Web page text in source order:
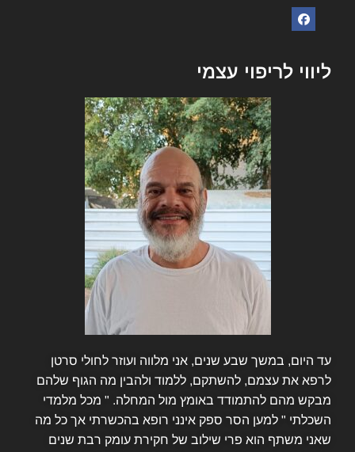
ליווי לריפוי עצמי
עד היום, במשך שבע שנים, אני מלווה ועוזר לחולי סרטן
לרפא את עצמם, להשתקם, ללמוד ולהבין מה הגוף שלהם
מבקש מהם להתמודד באומץ מול המחלה. " מכל מלמדי
השכלתי " למען הסר ספק אינני רופא בהכשרתי אך כל מה
שאני משתף הוא פרי שילוב של חקירת עומק רבת שנים